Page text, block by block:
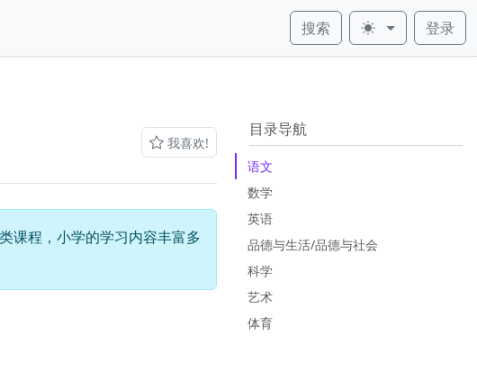
搜索 皮肤 登录
我喜欢!
课程，小学的学习内容丰富多
目录导航
语文
数学
英语
品德与生活/品德与社会
科学
艺术
体育